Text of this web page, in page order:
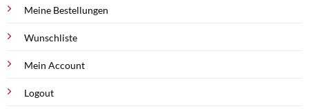
Meine Bestellungen
Wunschliste
Mein Account
Logout